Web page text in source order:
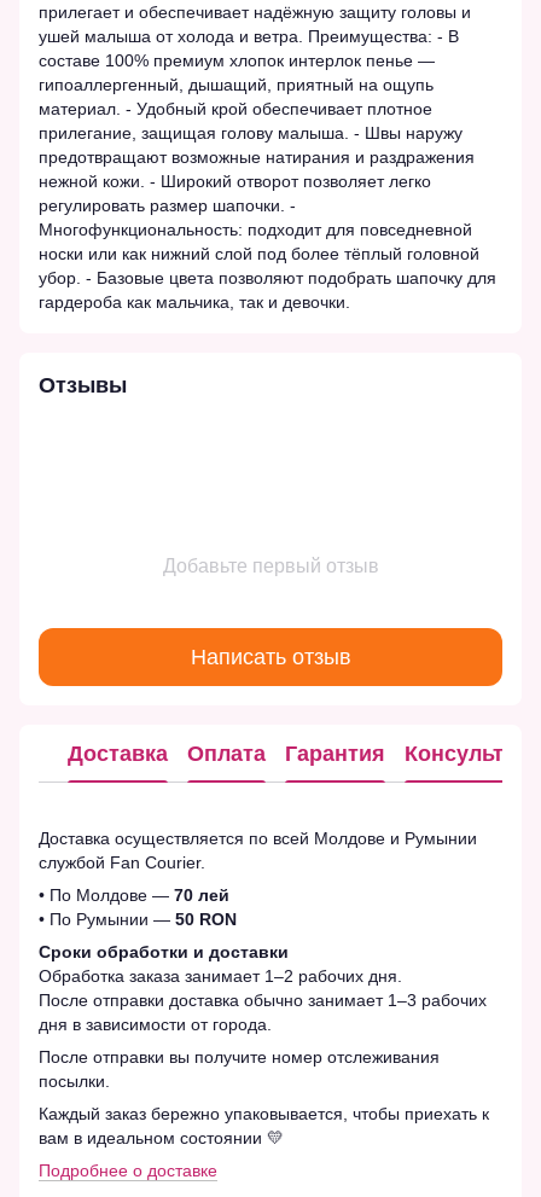
прилегает и обеспечивает надёжную защиту головы и
ушей малыша от холода и ветра. Преимущества: - В
составе 100% премиум хлопок интерлок пенье —
гипоаллергенный, дышащий, приятный на ощупь
материал. - Удобный крой обеспечивает плотное
прилегание, защищая голову малыша. - Швы наружу
предотвращают возможные натирания и раздражения
нежной кожи. - Широкий отворот позволяет легко
регулировать размер шапочки. -
Многофункциональность: подходит для повседневной
носки или как нижний слой под более тёплый головной
убор. - Базовые цвета позволяют подобрать шапочку для
гардероба как мальчика, так и девочки.
Отзывы
Добавьте первый отзыв
Написать отзыв
Доставка Оплата Гарантия
Доставка осуществляется по всей Молдове и Румынии
службой Fan Courier.
• По Молдове — 70 лей
• По Румынии — 50 RON
Сроки обработки и доставки
Обработка заказа занимает 1–2 рабочих дня.
После отправки доставка обычно занимает 1–3 рабочих
дня в зависимости от города.
После отправки вы получите номер отслеживания
посылки.
Каждый заказ бережно упаковывается, чтобы приехать к
вам в идеальном состоянии 💛
Подробнее о доставке